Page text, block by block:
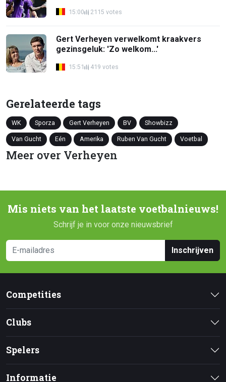
15:00 2115 votes
Gert Verheyen verwelkomt kraakvers
gezinsgeluk: 'Zo welkom...'
15:51 419 votes
Gerelateerde tags
WK Sporza Gert Verheyen BV Showbizz
Van Gucht Eén Amerika Ruben Van Gucht Voetbal
Meer over Verheyen
Mis niets van het laatste voetbalnieuws!
Schrijf je in voor onze nieuwsbrief
Inschrijven
Competities
Clubs
Spelers
Informatie